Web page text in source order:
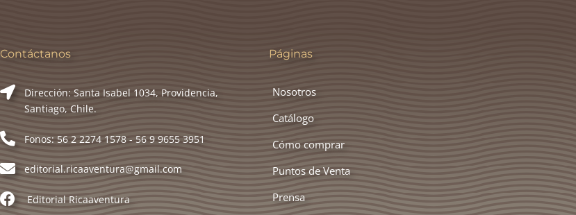
Contáctanos
Dirección: Santa Isabel 1034, Providencia,
Santiago, Chile.
Fonos: 56 2 2274 1578 - 56 9 9655 3951
editorial.ricaaventura@gmail.com
Editorial Ricaaventura
Páginas
Nosotros
Catálogo
Cómo comprar
Puntos de Venta
Prensa